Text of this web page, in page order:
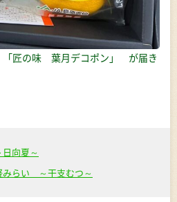
匠の味 葉月デコポン」 が届き
向夏～
らい ～干支むつ～